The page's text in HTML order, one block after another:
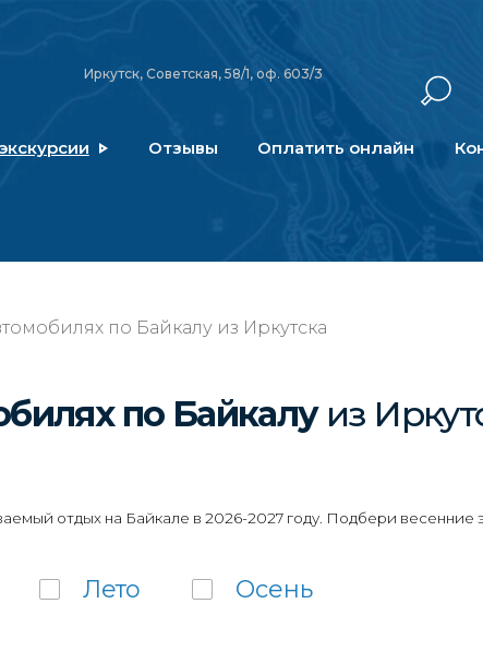
Иркутск, Советская, 58/1, оф. 603/3
Отзывы Оплатить онлайн
по Байкалу из Иркутска
по Байкалу из
отдых на Байкале в 2026-2027 году. Подбери весенние
Лето Осень